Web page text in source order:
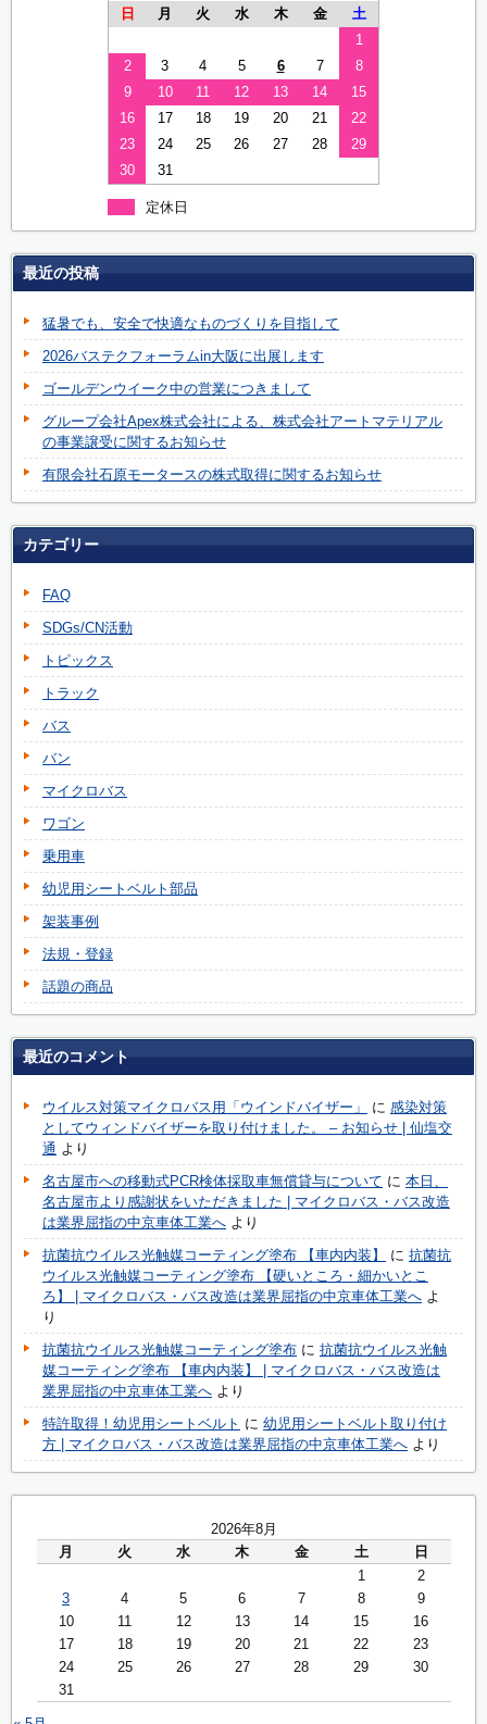
日
月 火 水 木 金
土
1
2
3 4 5 6 7
8
9
10 11 12 13 14
15
16
17 18 19 20 21
22
23
24 25 26 27 28
29
30
31
定休日
最近の投稿
猛暑でも、安全で快適なものづくりを目指して
2026バステクフォーラムin大阪に出展します
ゴールデンウイーク中の営業につきまして
グループ会社Apex株式会社による、株式会社アートマテリアル
の事業譲受に関するお知らせ
有限会社石原モータースの株式取得に関するお知らせ
カテゴリー
FAQ
SDGs/CN活動
トピックス
トラック
バス
バン
マイクロバス
ワゴン
乗用車
幼児用シートベルト部品
架装事例
法規・登録
話題の商品
最近のコメント
ウイルス対策マイクロバス用「ウインドバイザー」 に 感染対策
としてウィンドバイザーを取り付けました。 – お知らせ | 仙塩交
通 より
名古屋市への移動式PCR検体採取車無償貸与について に 本日、
名古屋市より感謝状をいただきました | マイクロバス・バス改造
は業界屈指の中京車体工業へ より
抗菌抗ウイルス光触媒コーティング塗布 【車内内装】
に 抗菌抗
ウイルス光触媒コーティング塗布 【硬いところ・細かいとこ
ろ】 | マイクロバス・バス改造は業界屈指の中京車体工業へ よ
り
抗菌抗ウイルス光触媒コーティング塗布 に 抗菌抗ウイルス光触
媒コーティング塗布 【車内内装】 | マイクロバス・バス改造は
業界屈指の中京車体工業へ より
特許取得！幼児用シートベルト に 幼児用シートベルト取り付け
方 | マイクロバス・バス改造は業界屈指の中京車体工業へ より
2026年8月
月
火 水 木 金 土
日
1
2
3
4 5 6 7 8
9
10
11 12 13 14 15
16
17
18 19 20 21 22
23
24
25 26 27 28 29
30
31